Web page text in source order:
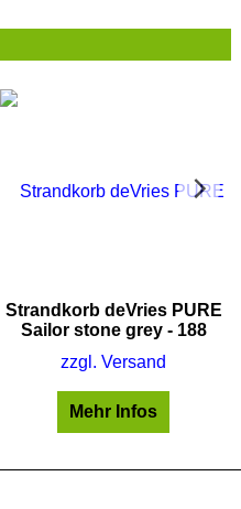
Strandkorb deVries PURE
Sailor stone grey - 188
zzgl. Versand
Mehr Infos